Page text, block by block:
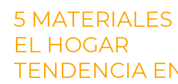
5
EL HOGAR
TENDENCIA